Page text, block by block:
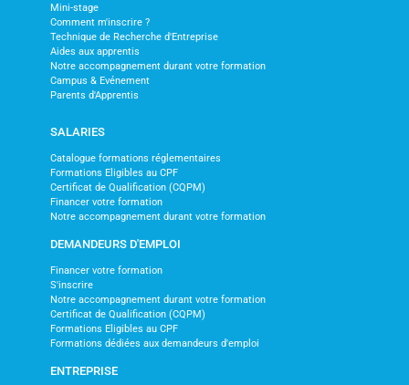
Mini-stage
Comment m'inscrire ?
Technique de Recherche d'Entreprise
Aides aux apprentis
Notre accompagnement durant votre formation
Campus & Evénement
Parents d'Apprentis
SALARIES
Catalogue formations réglementaires
Formations Eligibles au CPF
Certificat de Qualification (CQPM)
Financer votre formation
Notre accompagnement durant votre formation
DEMANDEURS D'EMPLOI
Financer votre formation
S'inscrire
Notre accompagnement durant votre formation
Certificat de Qualification (CQPM)
Formations Eligibles au CPF
Formations dédiées aux demandeurs d'emploi
ENTREPRISE